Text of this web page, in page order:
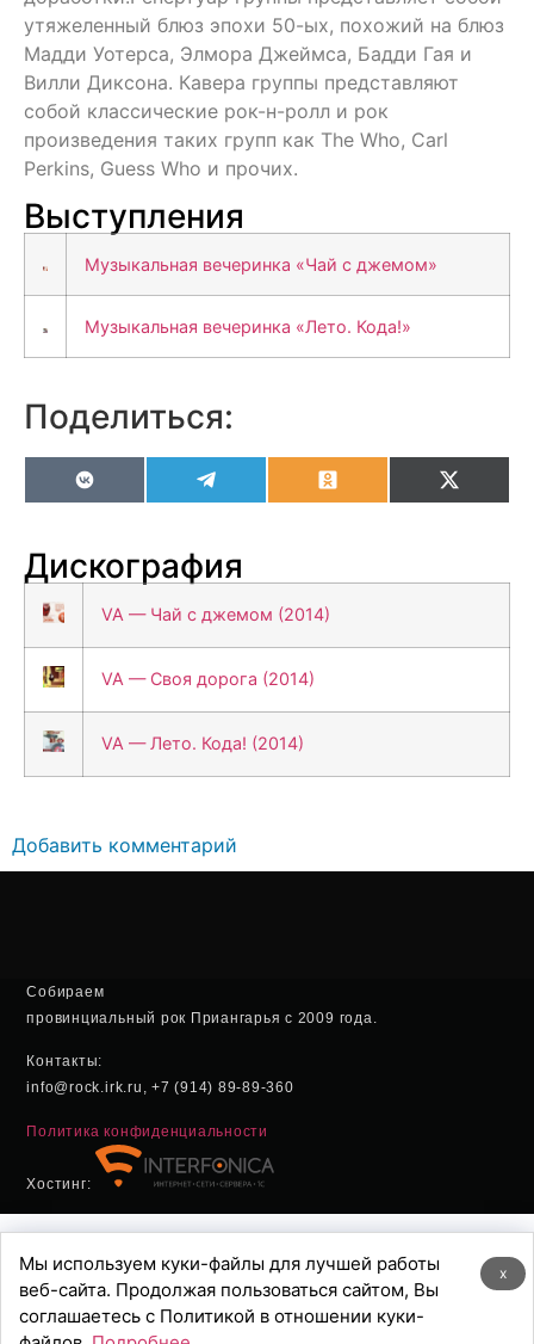
утяжеленный блюз эпохи 50-ых, похожий на блюз
Мадди Уотерса, Элмора Джеймса, Бадди Гая и
Вилли Диксона. Кавера группы представляют
собой классические рок-н-ролл и рок
произведения таких групп как The Who, Carl
Perkins, Guess Who и прочих.
Выступления
Музыкальная вечеринка «Чай с джемом»
Музыкальная вечеринка «Лето. Кода!»
Поделиться:
VK OdnoklassnikiX
Дискография
VA — Чай с джемом (2014)
VA — Своя дорога (2014)
VA — Лето. Кода! (2014)
Добавить комментарий
Собираем
провинциальный рок Приангарья с 2009 года.
Контакты:
info@rock.irk.ru, +7 (914) 89-89-360
Политика конфиденциальности
Хостинг:
x
Мы используем куки-файлы для лучшей работы
веб-сайта. Продолжая пользоваться сайтом, Вы
соглашаетесь с Политикой в отношении куки-